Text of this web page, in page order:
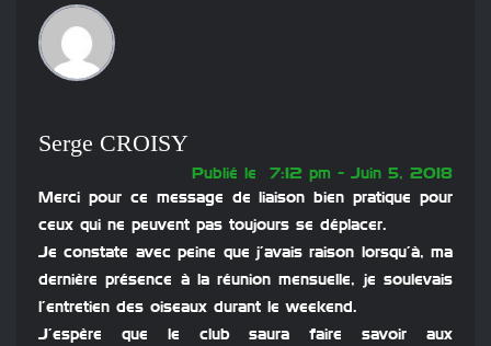
Serge CROISY
Publié le 7:12 pm - Juin 5, 2018
Merci pour ce message de liaison bien pratique pour
ceux qui ne peuvent pas toujours se déplacer.
Je constate avec peine que j’avais raison lorsqu’à, ma
dernière présence à la réunion mensuelle, je soulevais
l’entretien des oiseaux durant le weekend.
J’espère que le club saura faire savoir aux